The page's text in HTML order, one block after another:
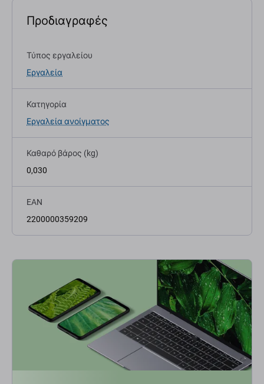
Προδιαγραφές
Τύπος εργαλείου
Εργαλεία
Κατηγορία
Εργαλεία ανοίγματος
Καθαρό βάρος (kg)
0,030
EAN
2200000359209